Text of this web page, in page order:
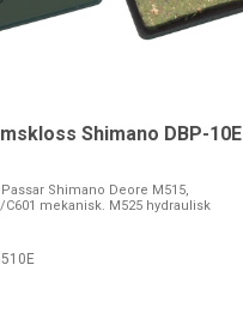
Shimano DBP-10E
Shimano Deore M515,
C601 mekanisk. M525 hydraulisk